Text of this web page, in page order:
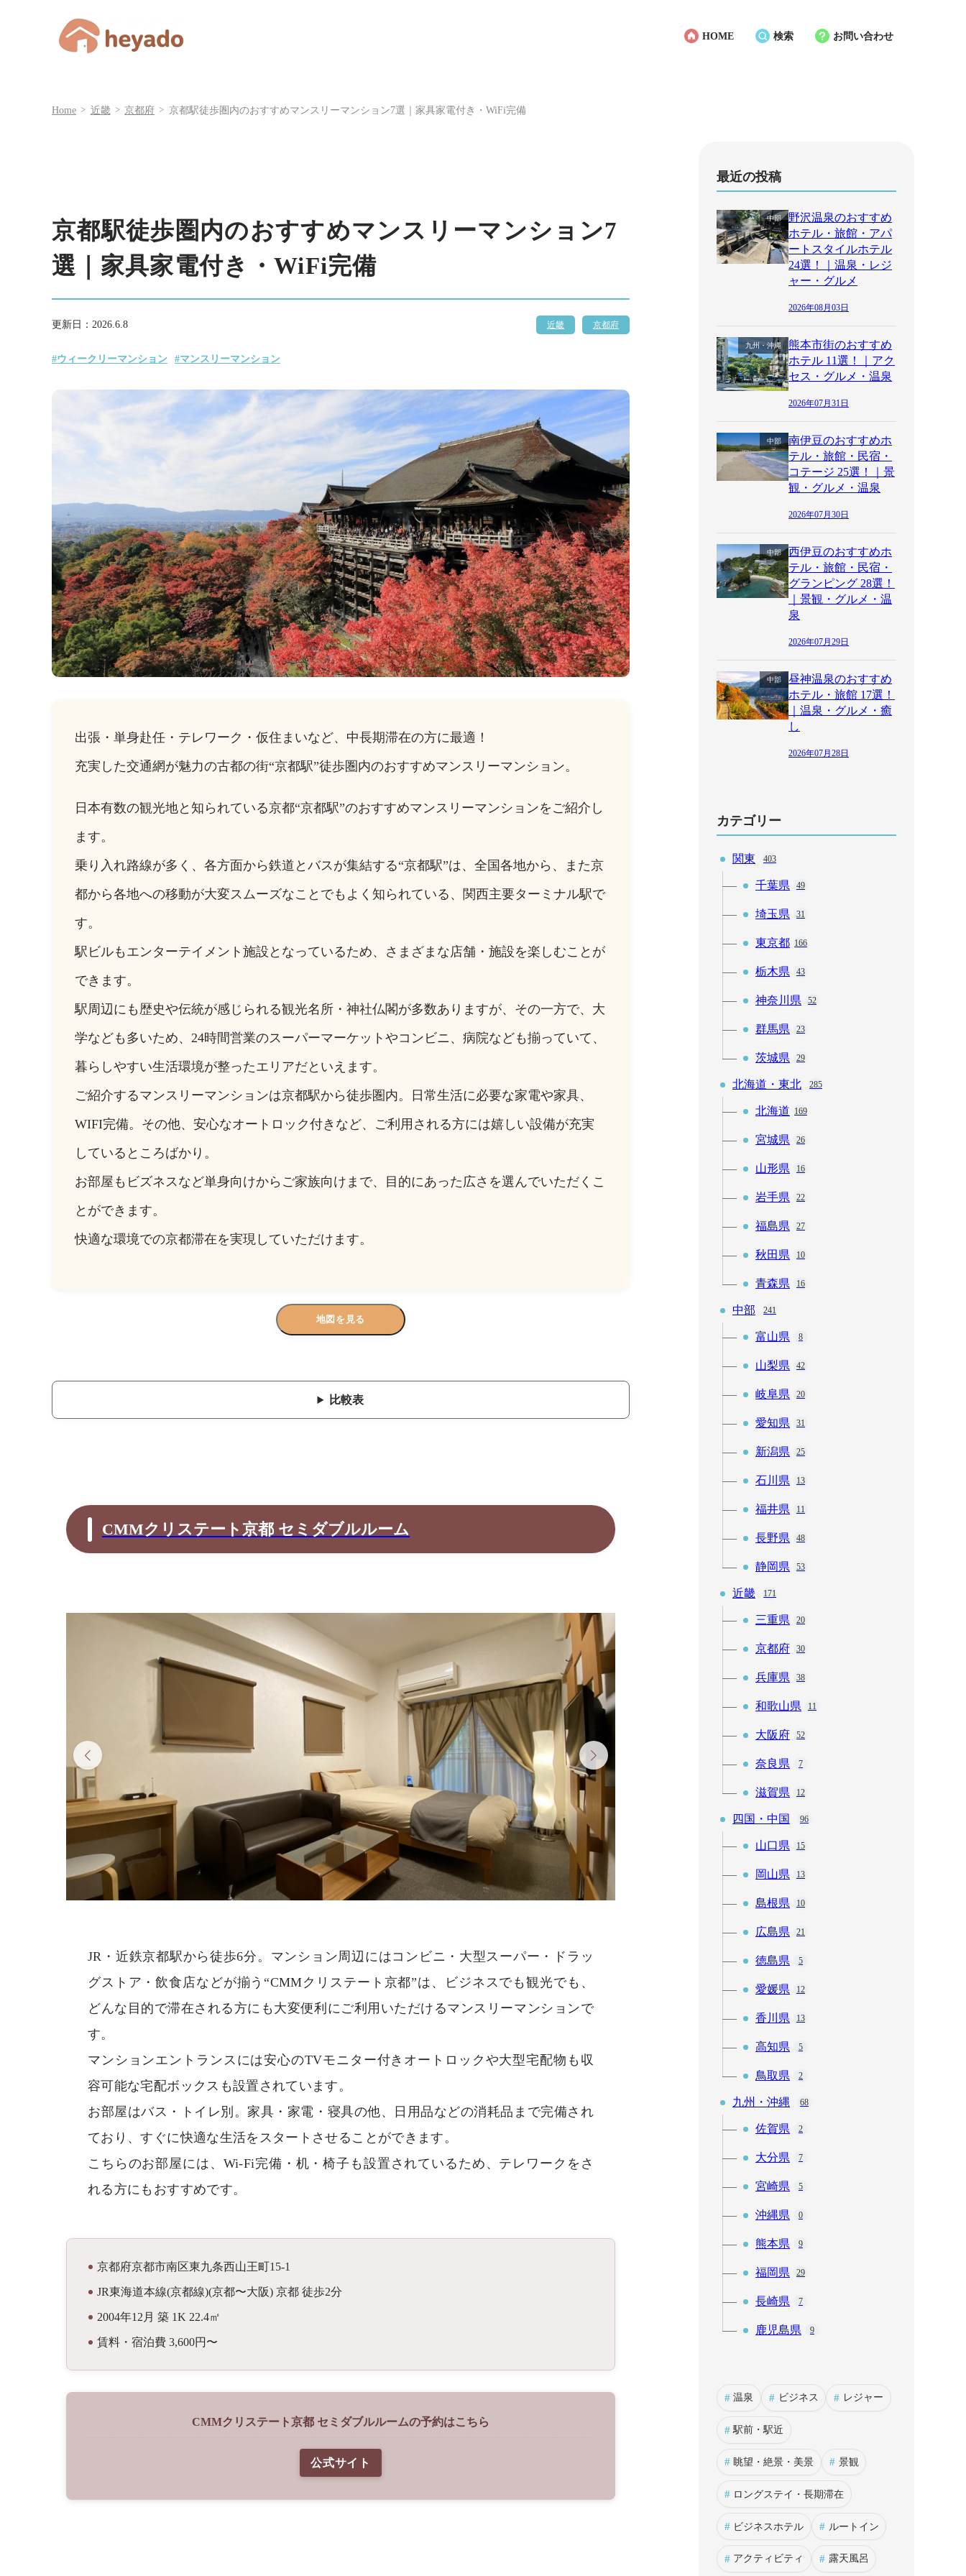
HOME 検索 お問い合わせ
Home 近畿 京都府 京都駅徒歩圏内のおすすめマンスリーマンション7選｜家具家電付き・WiFi完備
京都駅徒歩圏内のおすすめマンスリーマンション7
選｜家具家電付き・WiFi完備
近畿 京都府
更新日： 2026.6.8
#ウィークリーマンション #マンスリーマンション
出張・単身赴任・テレワーク・仮住まいなど、中長期滞在の方に最適！
充実した交通網が魅力の古都の街“京都駅”徒歩圏内のおすすめマンスリーマンション。
日本有数の観光地と知られている京都“京都駅”のおすすめマンスリーマンションをご紹介し
ます。
乗り入れ路線が多く、各方面から鉄道とバスが集結する“京都駅”は、全国各地から、また京
都から各地への移動が大変スムーズなことでもよく知られている、関西主要ターミナル駅で
す。
駅ビルもエンターテイメント施設となっているため、さまざまな店舗・施設を楽しむことが
できます。
駅周辺にも歴史や伝統が感じられる観光名所・神社仏閣が多数ありますが、その一方で、大
学なども多いため、24時間営業のスーパーマーケットやコンビニ、病院なども揃っていて、
暮らしやすい生活環境が整ったエリアだといえます。
ご紹介するマンスリーマンションは京都駅から徒歩圏内。日常生活に必要な家電や家具、
WIFI完備。その他、安心なオートロック付きなど、ご利用される方には嬉しい設備が充実
しているところばかり。
お部屋もビズネスなど単身向けからご家族向けまで、目的にあった広さを選んでいただくこ
とができます。
快適な環境での京都滞在を実現していただけます。
地図を見る
比較表
CMMクリステート京都 セミダブルルーム
JR・近鉄京都駅から徒歩6分。マンション周辺にはコンビニ・大型スーパー・ドラッ
グストア・飲食店などが揃う“CMMクリステート京都”は、ビジネスでも観光でも、
どんな目的で滞在される方にも大変便利にご利用いただけるマンスリーマンションで
す。
マンションエントランスには安心のTVモニター付きオートロックや大型宅配物も収
容可能な宅配ボックスも設置されています。
お部屋はバス・トイレ別。家具・家電・寝具の他、日用品などの消耗品まで完備され
ており、すぐに快適な生活をスタートさせることができます。
こちらのお部屋には、Wi-Fi完備・机・椅子も設置されているため、テレワークをさ
れる方にもおすすめです。
京都府京都市南区東九条西山王町15-1
JR東海道本線(京都線)(京都〜大阪) 京都 徒歩2分
2004年12月 築 1K 22.4㎡
賃料・宿泊費 3,600円〜
CMMクリステート京都 セミダブルルームの予約はこちら
公式サイト
最近の投稿
中部
野沢温泉のおすすめ
ホテル・旅館・アパ
ートスタイルホテル
24選！｜温泉・レジ
ャー・グルメ
2026年08月03日
九州・沖縄
熊本市街のおすすめ
ホテル 11選！｜アク
セス・グルメ・温泉
2026年07月31日
中部
南伊豆のおすすめホ
テル・旅館・民宿・
コテージ 25選！｜景
観・グルメ・温泉
2026年07月30日
中部
西伊豆のおすすめホ
テル・旅館・民宿・
グランピング 28選！
｜景観・グルメ・温
泉
2026年07月29日
中部
昼神温泉のおすすめ
ホテル・旅館 17選！
｜温泉・グルメ・癒
し
2026年07月28日
カテゴリー
関東 403
千葉県 49
埼玉県 31
東京都 166
栃木県 43
神奈川県 52
群馬県 23
茨城県 29
北海道・東北 285
北海道 169
宮城県 26
山形県 16
岩手県 22
福島県 27
秋田県 10
青森県 16
中部 241
富山県 8
山梨県 42
岐阜県 20
愛知県 31
新潟県 25
石川県 13
福井県 11
長野県 48
静岡県 53
近畿 171
三重県 20
京都府 30
兵庫県 38
和歌山県 11
大阪府 52
奈良県 7
滋賀県 12
四国・中国 96
山口県 15
岡山県 13
島根県 10
広島県 21
徳島県 5
愛媛県 12
香川県 13
高知県 5
鳥取県 2
九州・沖縄 68
佐賀県 2
大分県 7
宮崎県 5
沖縄県 0
熊本県 9
福岡県 29
長崎県 7
鹿児島県 9
# 温泉 # ビジネス # レジャー
# 駅前・駅近
# 眺望・絶景・美景 # 景観
# ロングステイ・長期滞在
# ビジネスホテル # ルートイン
# アクティビティ # 露天風呂